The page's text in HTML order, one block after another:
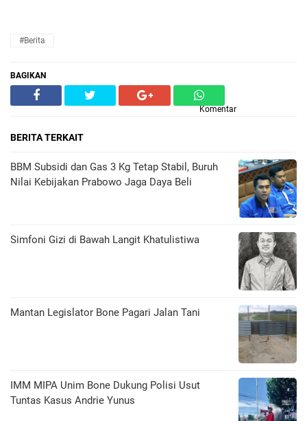
#Berita
BAGIKAN
Komentar
BERITA TERKAIT
BBM Subsidi dan Gas 3 Kg Tetap Stabil, Buruh
Nilai Kebijakan Prabowo Jaga Daya Beli
​Simfoni Gizi di Bawah Langit Khatulistiwa
Mantan Legislator Bone Pagari Jalan Tani
IMM MIPA Unim Bone Dukung Polisi Usut
Tuntas Kasus Andrie Yunus